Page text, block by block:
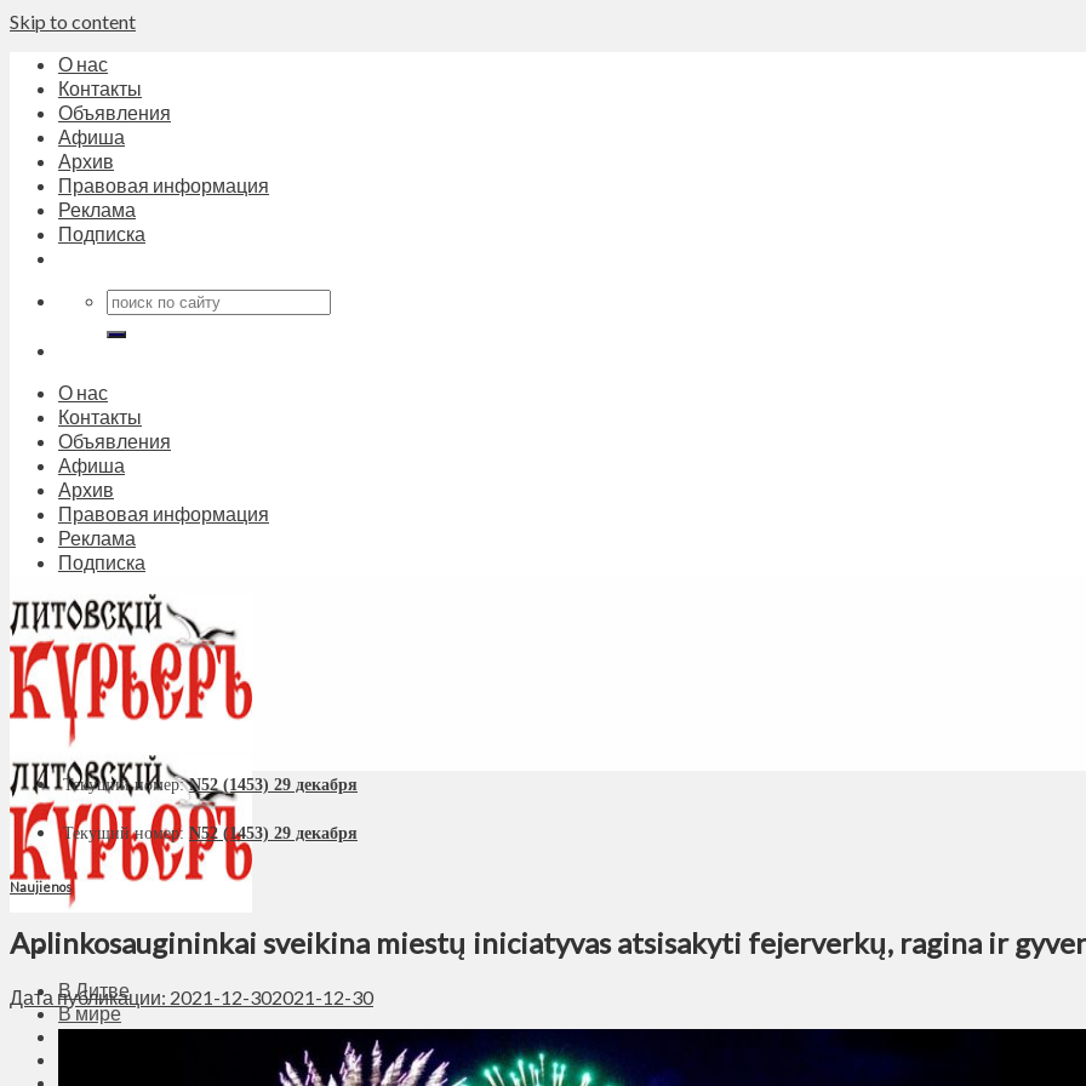
Skip to content
О нас
Контакты
Объявления
Афиша
Архив
Правовая информация
Реклама
Подписка
О нас
Контакты
Объявления
Афиша
Архив
Правовая информация
Реклама
Подписка
В Литве
В мире
Политика
Текущий номер:N52 (1453) 29 декабря
Текущий номер: N52 (1453) 29 декабря
Naujienos
Aplinkosaugininkai sveikina miestų iniciatyvas atsisakyti fejerverkų, ragina ir
Дата публикации: 2021-12-302021-12-30